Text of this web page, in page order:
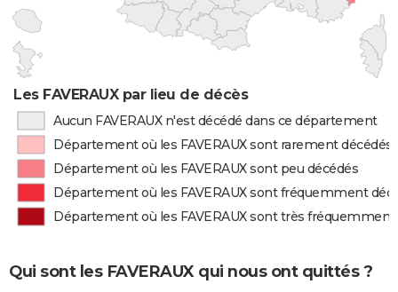
Les FAVERAUX par lieu de décès
Aucun FAVERAUX n'est décédé dans ce département
Département où les FAVERAUX sont rarement décédés
Département où les FAVERAUX sont peu décédés
Département où les FAVERAUX sont fréquemment
Département où les FAVERAUX sont très fréquemment
Qui sont les FAVERAUX qui nous ont quittés ?